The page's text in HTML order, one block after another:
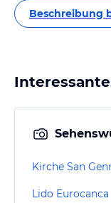
Beschreibung
Kirche San
Lido Eurocanca